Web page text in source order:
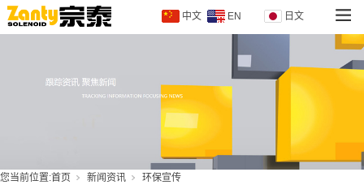
中文 EN 日文
您当前位置:首页 新闻资讯 环保宣传